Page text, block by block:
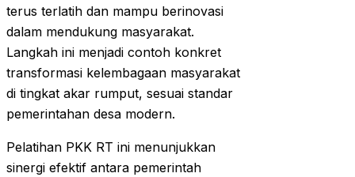
terus terlatih dan mampu berinovasi
dalam mendukung masyarakat.
Langkah ini menjadi contoh konkret
transformasi kelembagaan masyarakat
di tingkat akar rumput, sesuai standar
pemerintahan desa modern.
Pelatihan PKK RT ini menunjukkan
sinergi efektif antara pemerintah